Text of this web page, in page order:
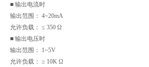
■ 输出电流时
输出范围： 4~20mA
允许负载： ≤ 350 Ω
■ 输出电压时
输出范围： 1~5V
允许负载： ≥ 10K Ω